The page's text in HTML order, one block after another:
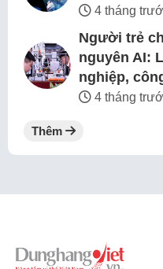
4 tháng
Người trẻ
nguyên AI:
nghiệp,
4 tháng
Thêm